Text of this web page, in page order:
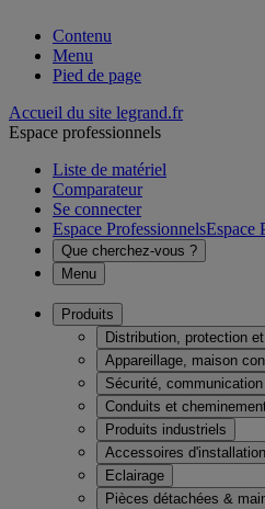
Contenu
Menu
Pied de page
Accueil du site legrand.fr
Espace professionnels
Liste de matériel
Comparateur
Se connecter
Espace ProfessionnelsEspace
Que cherchez-vous ?
Menu
Produits
Distribution, protection
Appareillage, maison
Sécurité,
Conduits et
Produits industriels
Accessoires d'installation
Eclairage
Pièces détachées &